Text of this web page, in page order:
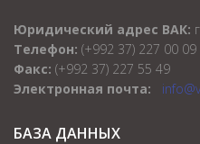
Юридический адрес ВАК:
Телефон: (+992 37) 227 00 09
Факс: (+992 37) 227 55 49
Электронная почта:
БАЗА ДАННЫХ